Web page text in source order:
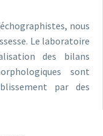
nous
Le laboratoire
des bilans
sont
par des